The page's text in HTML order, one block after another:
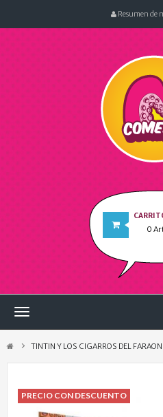
Resumen de
0
Navegación
TINTIN Y LOS CIGARROS DEL FARAON
PRECIO CON DESCUENTO